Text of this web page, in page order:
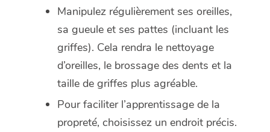
Manipulez régulièrement ses oreilles,
sa gueule et ses pattes (incluant les
griffes). Cela rendra le nettoyage
d’oreilles, le brossage des dents et la
taille de griffes plus agréable.
Pour faciliter l’apprentissage de la
propreté, choisissez un endroit précis.